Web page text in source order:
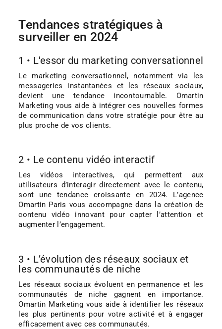
Tendances stratégiques à
surveiller en 2024
1 • L'essor du marketing conversationnel
Le marketing conversationnel, notamment via les
messageries instantanées et les réseaux sociaux,
devient une tendance incontournable. Omartin
Marketing vous aide à intégrer ces nouvelles formes
de communication dans votre stratégie pour être au
plus proche de vos clients.
2 • Le contenu vidéo interactif
Les vidéos interactives, qui permettent aux
utilisateurs d’interagir directement avec le contenu,
sont une tendance croissante en 2024. L’agence
Omartin Paris vous accompagne dans la création de
contenu vidéo innovant pour capter l’attention et
augmenter l’engagement.
3 • L’évolution des réseaux sociaux et
les communautés de niche
Les réseaux sociaux évoluent en permanence et les
communautés de niche gagnent en importance.
Omartin Marketing vous aide à identifier les réseaux
les plus pertinents pour votre activité et à engager
efficacement avec ces communautés.